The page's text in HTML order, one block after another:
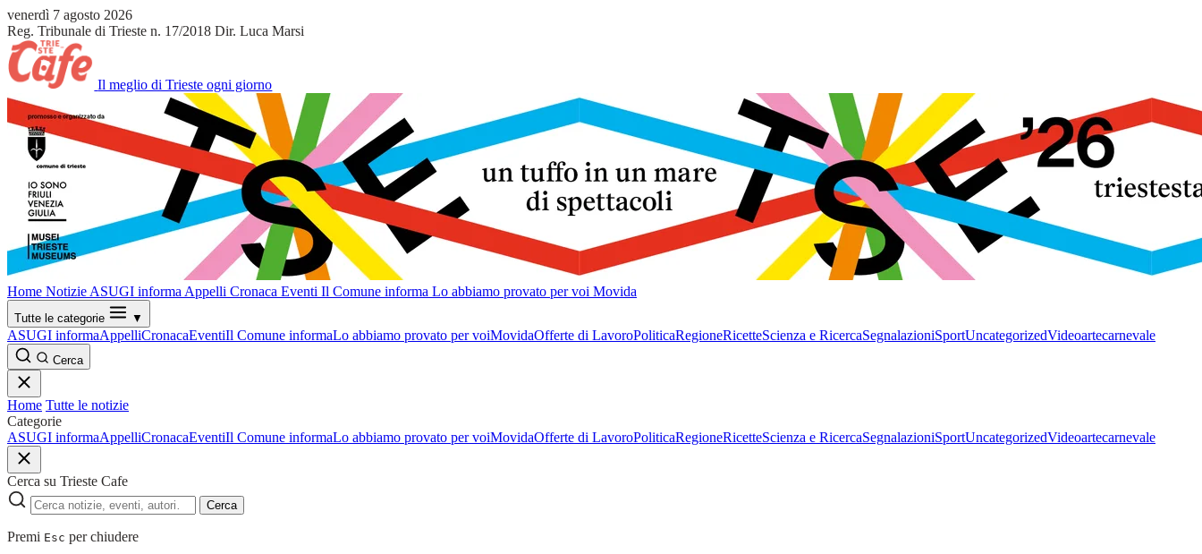
venerdì 7 agosto 2026
Reg. Tribunale di Trieste n. 17/2018 Dir. Luca Marsi
Il meglio di Trieste ogni giorno
Home Notizie ASUGI informa Appelli Cronaca Eventi Il Comune informa Lo abbiamo provato per voi Movida
Tutte le categorie ▼
ASUGI informaAppelliCronacaEventiIl Comune informaLo abbiamo provato per voiMovidaOfferte di LavoroPoliticaRegioneRicetteScienza e RicercaSegnalazioniSportUncategorizedVideoartecarnevale
Cerca
Home Tutte le notizie
Categorie
ASUGI informaAppelliCronacaEventiIl Comune informaLo abbiamo provato per voiMovidaOfferte di LavoroPoliticaRegioneRicetteScienza e RicercaSegnalazioniSportUncategorizedVideoartecarnevale
Cerca su Trieste Cafe
Cerca
Premi Esc per chiudere